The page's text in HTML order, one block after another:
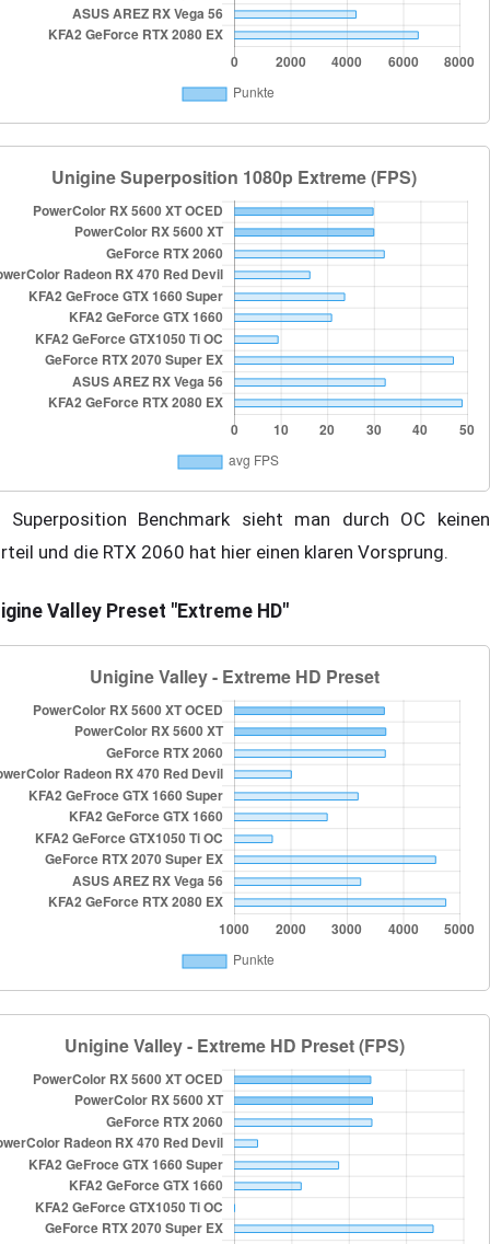
Superposition Benchmark sieht man durch OC keinen
und die RTX 2060 hat hier einen klaren Vorsprung.
Valley Preset "Extreme HD"